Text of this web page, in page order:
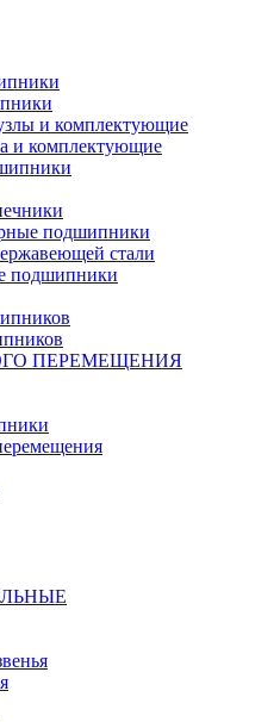
и комплектующие
и комплектующие
подшипники
стали
подшипники
ПЕРЕМЕЩЕНИЯ